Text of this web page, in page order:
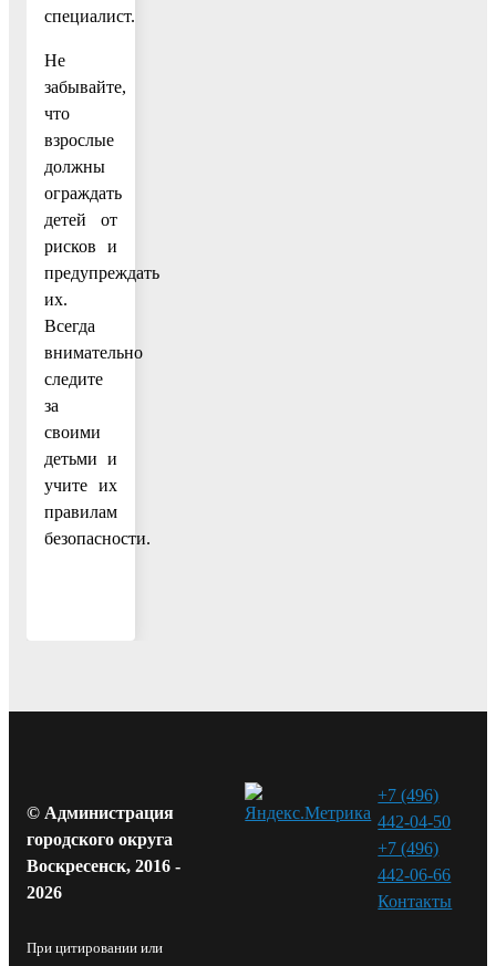
специалист.
Не
забывайте,
что
взрослые
должны
ограждать
детей от
рисков и
предупреждать
их.
Всегда
внимательно
следите
за
своими
детьми и
учите их
правилам
безопасности.
© Администрация
городского округа
Воскресенск, 2016 -
2026
При цитировании или
+7 (496)
442-04-50
+7 (496)
442-06-66
Контакты⁠